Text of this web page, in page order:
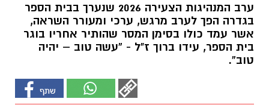
ערב המנהיגות הצעירה 2026 שנערך בבית הספר
בגדרה הפך לערב מרגש, ערכי ומעורר השראה,
אשר עמד כולו בסימן המסר שהותיר אחריו בוגר
בית הספר, עידו ברוך ז"ל - “עשה טוב – יהיה
טוב”.